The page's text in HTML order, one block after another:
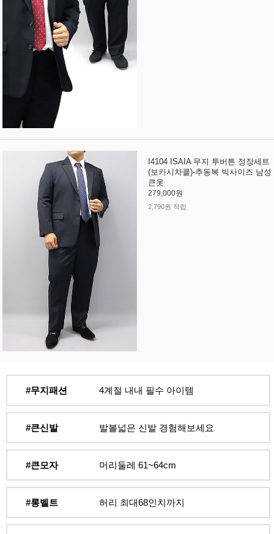
I4104 ISAIA 무지 투버튼 정장세트
(보카시차콜)-추동복 빅사이즈 남성
큰옷
279,000원
2,790원 적립
#무지패션 4계절 내내 필수 아이템
#큰신발 발볼넓은 신발 경험해보세요
#큰모자 머리둘레 61~64cm
#롱벨트 허리 최대68인치까지